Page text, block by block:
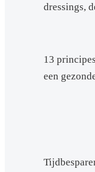
dressings,
13
een